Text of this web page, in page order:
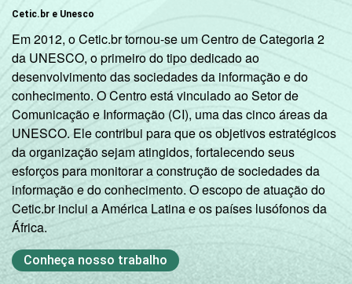
Cetic.br e Unesco
Em 2012, o Cetic.br tornou-se um Centro de Categoria 2
da UNESCO, o primeiro do tipo dedicado ao
desenvolvimento das sociedades da informação e do
conhecimento. O Centro está vinculado ao Setor de
Comunicação e Informação (CI), uma das cinco áreas da
UNESCO. Ele contribui para que os objetivos estratégicos
da organização sejam atingidos, fortalecendo seus
esforços para monitorar a construção de sociedades da
informação e do conhecimento. O escopo de atuação do
Cetic.br inclui a América Latina e os países lusófonos da
África.
Conheça nosso trabalho